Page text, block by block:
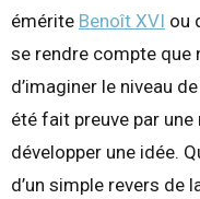
émérite Benoît XVI ou
se rendre compte que
d’imaginer le niveau
été fait preuve par
développer une idée.
d’un simple revers de